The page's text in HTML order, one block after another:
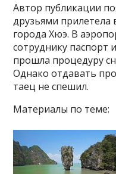
Автор публикации
друзьями прилетела
города Хюэ. В
сотруднику паспорт
прошла процедуру
Однако отдавать
таец не спешил.
Материалы по теме: